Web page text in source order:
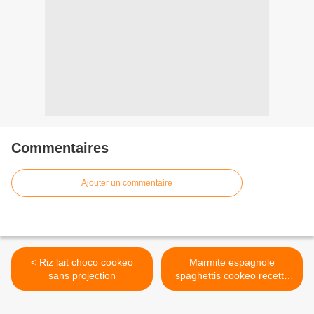
Commentaires
Ajouter un commentaire
< Riz lait choco cookeo
sans projection
Marmite espagnole
spaghettis cookeo recette
360 >